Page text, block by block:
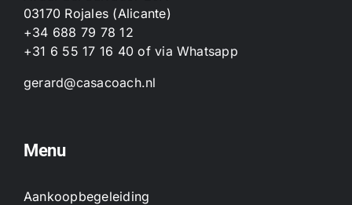
03170 Rojales (Alicante)
+34 688 79 78 12
+31 6 55 17 16 40 ofvia Whatsapp
gerard@casacoach.nl
Menu
Aankoopbegeleiding